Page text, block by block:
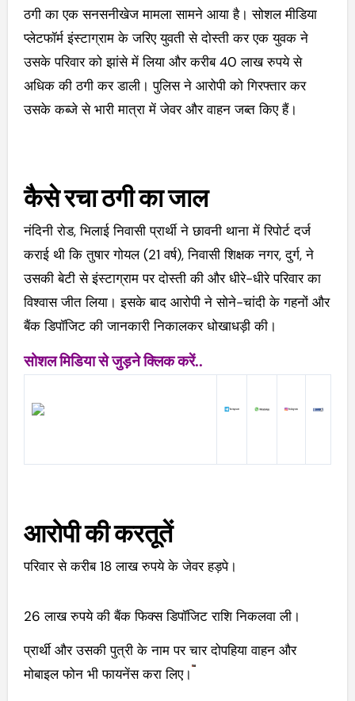
ठगी का एक सनसनीखेज मामला सामने आया है। सोशल मीडिया
प्लेटफॉर्म इंस्टाग्राम के जरिए युवती से दोस्ती कर एक युवक ने
उसके परिवार को झांसे में लिया और करीब 40 लाख रुपये से
अधिक की ठगी कर डाली। पुलिस ने आरोपी को गिरफ्तार कर
उसके कब्जे से भारी मात्रा में जेवर और वाहन जब्त किए हैं।
कैसे रचा ठगी का जाल
नंदिनी रोड, भिलाई निवासी प्रार्थी ने छावनी थाना में रिपोर्ट दर्ज
कराई थी कि तुषार गोयल (21 वर्ष), निवासी शिक्षक नगर, दुर्ग, ने
उसकी बेटी से इंस्टाग्राम पर दोस्ती की और धीरे-धीरे परिवार का
विश्वास जीत लिया। इसके बाद आरोपी ने सोने-चांदी के गहनों और
बैंक डिपॉजिट की जानकारी निकालकर धोखाधड़ी की।
सोशल मिडिया से जुड़ने क्लिक करें..
आरोपी की करतूतें
परिवार से करीब 18 लाख रुपये के जेवर हड़पे।
26 लाख रुपये की बैंक फिक्स डिपॉजिट राशि निकलवा ली।
प्रार्थी और उसकी पुत्री के नाम पर चार दोपहिया वाहन और
मोबाइल फोन भी फायनेंस करा लिए।